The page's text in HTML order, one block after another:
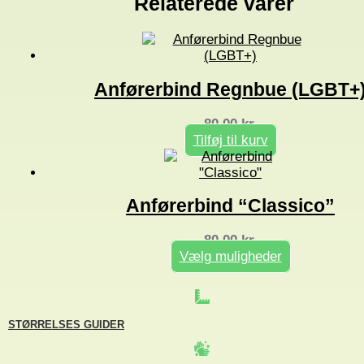
Anførerbind Regnbue
80,00kr.
Tilføj til kurv
Anførerbind “Classico”
80,00kr.
Vælg muligheder
Dette
STØRRELSES GUIDER